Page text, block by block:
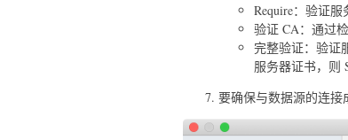
Require：验证
验证 CA：通过
完整验证：验证
服务器证书，则
要确保与数据源的连接